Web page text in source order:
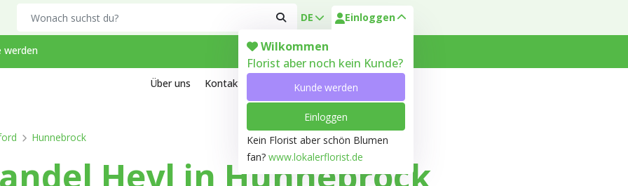
DE Einloggen
Wilkommen
Florist aber noch kein Kunde?
Kunde werden
Einloggen
Kein Florist aber schön Blumen
fan? www.lokalerflorist.de
werden
Über uns Kontakt Arbeiten bei Heyl Kundenservice
Hunnebrock
Heyl in Hunnebrock